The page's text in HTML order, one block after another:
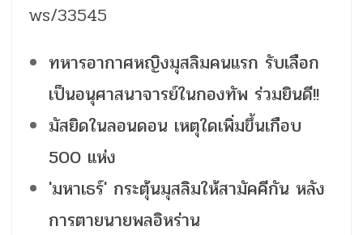
ws/33545
ทหารอากาศหญิงมุสลิมคนแรก รับเลือก
เป็นอนุศาสนาจารย์ในกองทัพ ร่วมยินดี!!
มัสยิดในลอนดอน เหตุใดเพิ่มขึ้นเกือบ
500 แห่ง
'มหาเธร์' กระตุ้นมุสลิมให้สามัคคีกัน หลัง
การตายนายพลอิหร่าน